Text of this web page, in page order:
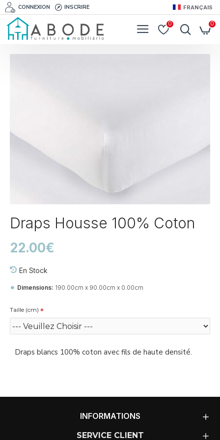
CONNEXION INSCRIRE FRANÇAIS
0 0
Draps Housse 100% Coton
En Stock
Dimensions: 190.00cm x 90.00cm x 0.00cm
22.00€
Taille (cm)
Draps blancs 100% coton avec fils de haute densité.
INFORMATIONS
SERVICE CLIENT